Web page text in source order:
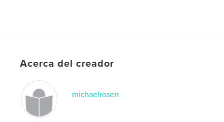
Acerca del creador
michaelrosen